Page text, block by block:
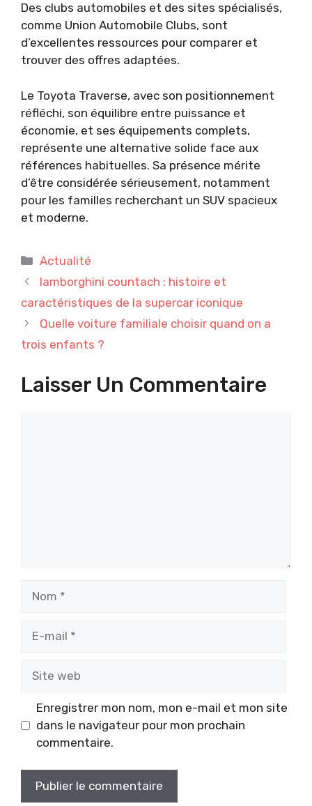
Des clubs automobiles et des sites spécialisés,
comme Union Automobile Clubs, sont
d’excellentes ressources pour comparer et
trouver des offres adaptées.
Le Toyota Traverse, avec son positionnement
réfléchi, son équilibre entre puissance et
économie, et ses équipements complets,
représente une alternative solide face aux
références habituelles. Sa présence mérite
d’être considérée sérieusement, notamment
pour les familles recherchant un SUV spacieux
et moderne.
Catégories
Actualité
lamborghini countach : histoire et
caractéristiques de la supercar iconique
Quelle voiture familiale choisir quand on a
trois enfants ?
Laisser Un Commentaire
Enregistrer mon nom, mon e-mail et mon site
dans le navigateur pour mon prochain
commentaire.